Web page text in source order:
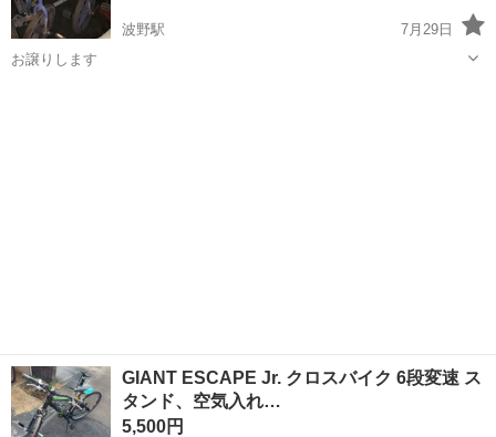
波野駅
7月29日
お譲りします
GIANT ESCAPE Jr. クロスバイク 6段変速 ス
タンド、空気入れ…
5,500円